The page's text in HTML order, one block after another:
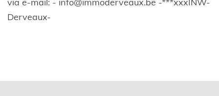
Derveaux-